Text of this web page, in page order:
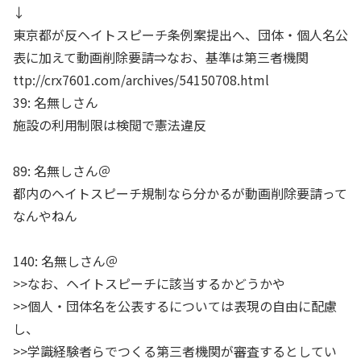
↓
東京都が反ヘイトスピーチ条例案提出へ、団体・個人名公
表に加えて動画削除要請⇒なお、基準は第三者機関
ttp://crx7601.com/archives/54150708.html
39: 名無しさん
施設の利用制限は検閲で憲法違反
89: 名無しさん＠
都内のヘイトスピーチ規制なら分かるが動画削除要請って
なんやねん
140: 名無しさん＠
>>なお、ヘイトスピーチに該当するかどうかや
>>個人・団体名を公表するについては表現の自由に配慮
し、
>>学識経験者らでつくる第三者機関が審査するとしてい